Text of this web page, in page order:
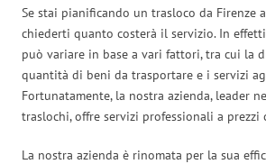
Se stai pianificando un trasloco da Firenze
chiederti quanto costerà il servizio. In
può variare in base a vari fattori, tra cui la
quantità di beni da trasportare e i servizi
Fortunatamente, la nostra azienda, leader
traslochi, offre servizi professionali a prezzi
La nostra azienda è rinomata per la sua